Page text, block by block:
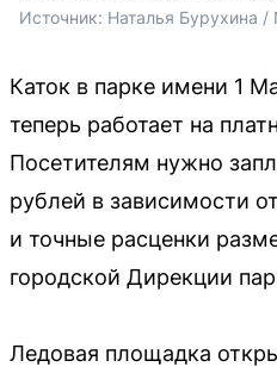
Источник: Наталья Бурухина /
Каток в парке имени 1
теперь работает на
Посетителям нужно
рублей в зависимости
и точные расценки
городской Дирекции
Ледовая площадка